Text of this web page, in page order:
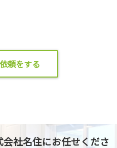
頼をする
社名住にお任せくださ